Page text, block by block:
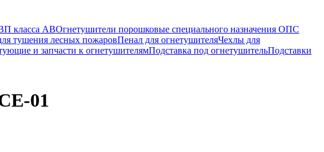
класса АВОгнетушители порошковые специального назначения ОПС
тушения лесных пожаровПенал для огнетушителяЧехлы для
и запчасти к огнетушителямПодставка под огнетушительПодставки
01